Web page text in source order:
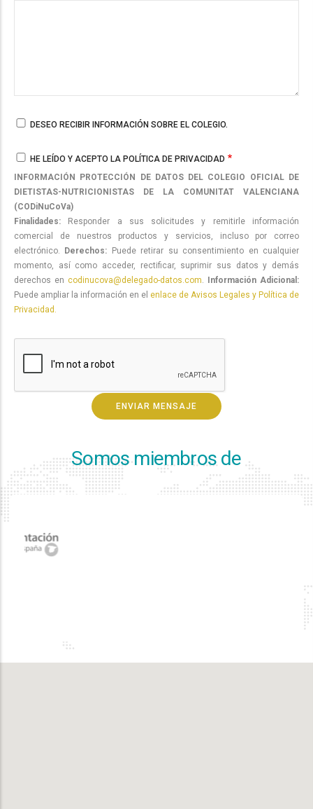
DESEO RECIBIR INFORMACIÓN SOBRE EL COLEGIO.
HE LEÍDO Y ACEPTO LA POLÍTICA DE PRIVACIDAD
INFORMACIÓN PROTECCIÓN DE DATOS DEL COLEGIO OFICIAL DE
DIETISTAS-NUTRICIONISTAS DE LA COMUNITAT VALENCIANA
(CODiNuCoVa)
Finalidades: Responder a sus solicitudes y remitirle información
comercial de nuestros productos y servicios, incluso por correo
electrónico. Derechos: Puede retirar su consentimiento en cualquier
momento, así como acceder, rectificar, suprimir sus datos y demás
derechos en codinucova@delegado-datos.com. Información Adicional:
Puede ampliar la información en el enlace de Avisos Legales y Política de
Privacidad.
Somos miembros de